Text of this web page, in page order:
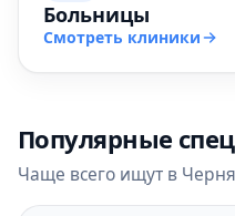
Больницы
Смотреть клиники
Популярные
Чаще всего ищут в